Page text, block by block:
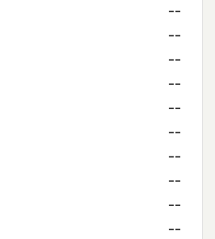
--
--
--
--
--
--
--
--
--
--